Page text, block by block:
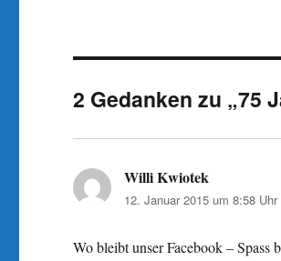
2 Gedanken zu „75
Willi Kwiotek
12. Januar 2015 um 8:58 Uhr
Wo bleibt unser Facebook – Spass